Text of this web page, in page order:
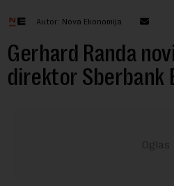
Autor: Nova Ekonomija
Gerhard Randa
direktor Sberbank